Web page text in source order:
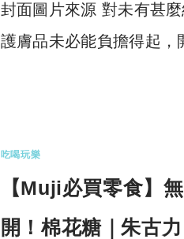
封面圖片來源 對未有甚
護膚品未必能負擔得起
吃喝玩樂
【Muji必買零食】
開！棉花糖｜朱古